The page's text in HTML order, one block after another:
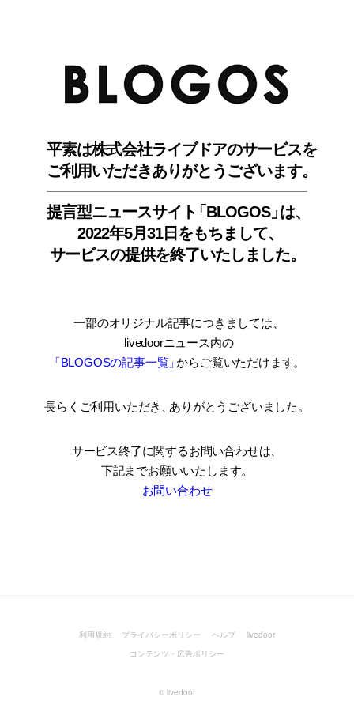
平素は株式会社ライブドアのサービスを
ご利用いただきありがとうございます。
提言型ニュースサイ ト「BLOGOS」は、
2022年5月31日をもちまして、
サービスの提供を終了いたしました。
一部のオリジナル記事につきましては
livedoorニュース内の
「BLOGOSの記事一覧」からご覧いただけます。
長らくご利用いただき ありがとうございました。
サービス終了に関するお問い合わせは、
下記までお願いいたします。
お問い合わせ
利用規約 プライバシーポリシー ヘルプ
livedoor
コンテンツ・広告ポリシー
© livedoor